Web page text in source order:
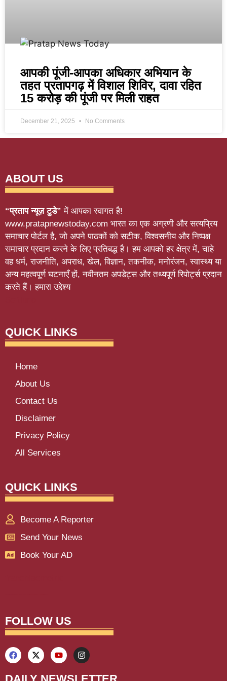
आपकी पूंजी-आपका अधिकार अभियान के
तहत प्रतापगढ़ में विशाल शिविर, दावा रहित
15 करोड़ की पूंजी पर मिली राहत
December 21, 2025 No Comments
ABOUT US
“प्रताप न्यूज़ टुडे” में आपका स्वागत है!
www.pratapnewstoday.com भारत का एक अग्रणी और सत्यप्रिय
समाचार पोर्टल है, जो अपने पाठकों को सटीक, विश्वसनीय और निष्पक्ष
समाचार प्रदान करने के लिए प्रतिबद्ध है। हम आपको हर क्षेत्र में, चाहे
वह धर्म, राजनीति, अपराध, खेल, विज्ञान, तकनीक, मनोरंजन, स्वास्थ्य या
अन्य महत्वपूर्ण घटनाएँ हों, नवीनतम अपडेट्स और तथ्यपूर्ण रिपोर्ट्स प्रदान
करते हैं। हमारा उद्देश्य
QUICK LINKS
Home
About Us
Contact Us
Disclaimer
Privacy Policy
All Services
QUICK LINKS
Become A Reporter
Send Your News
Book Your AD
FOLLOW US